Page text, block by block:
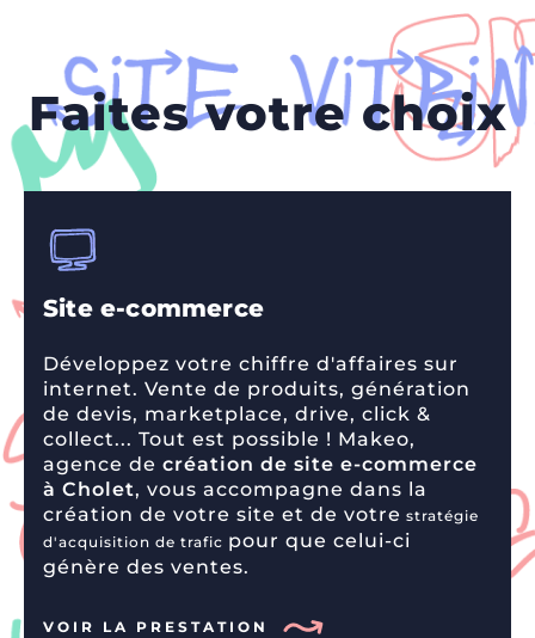
Faites votre choix
Site e-commerce
Développez votre chiffre d'affaires sur
internet. Vente de produits, génération
de devis, marketplace, drive, click &
collect... Tout est possible ! Makeo,
agence de création de site e-commerce
à Cholet, vous accompagne dans la
création de votre site et de votre stratégie
d'acquisition de trafic pour que celui-ci
génère des ventes.
VOIR LA PRESTATION